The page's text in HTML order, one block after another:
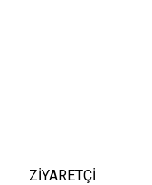
ZİYARETÇİ